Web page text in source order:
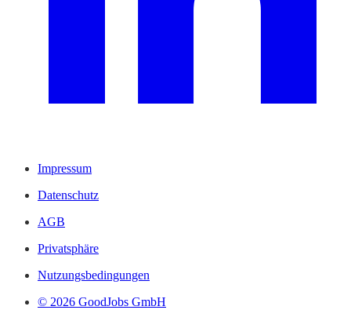
Impressum
Datenschutz
AGB
Privatsphäre
Nutzungsbedingungen
© 2026 GoodJobs GmbH